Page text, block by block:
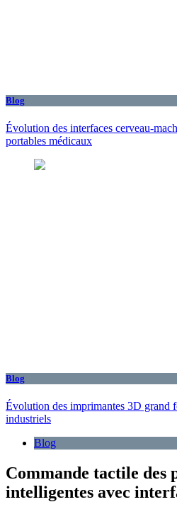
Blog
Évolution des interfaces cerveau-
portables médicaux
Blog
Évolution des imprimantes 3D grand
industriels
Blog
Commande tactile des
intelligentes avec